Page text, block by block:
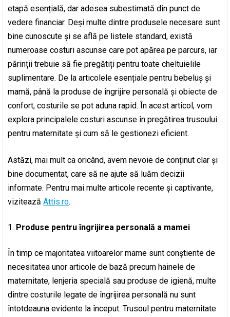
etapă esențială, dar adesea subestimată din punct de
vedere financiar. Deși multe dintre produsele necesare sunt
bine cunoscute și se află pe listele standard, există
numeroase costuri ascunse care pot apărea pe parcurs, iar
părinții trebuie să fie pregătiți pentru toate cheltuielile
suplimentare. De la articolele esențiale pentru bebeluș și
mamă, până la produse de îngrijire personală și obiecte de
confort, costurile se pot aduna rapid. În acest articol, vom
explora principalele costuri ascunse în pregătirea trusoului
pentru maternitate și cum să le gestionezi eficient.
Astăzi, mai mult ca oricând, avem nevoie de conținut clar și
bine documentat, care să ne ajute să luăm decizii
informate. Pentru mai multe articole recente și captivante,
viziteazăAttis.ro.
Produse pentru îngrijirea personală a mamei
În timp ce majoritatea viitoarelor mame sunt conștiente de
necesitatea unor articole de bază precum hainele de
maternitate, lenjeria specială sau produse de igienă, multe
dintre costurile legate de îngrijirea personală nu sunt
întotdeauna evidente la început. Trusoul pentru maternitate